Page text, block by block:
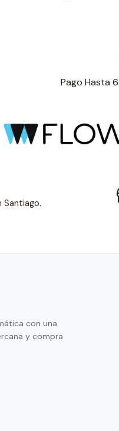
Pago Hasta
Santiago.
con una
y compra